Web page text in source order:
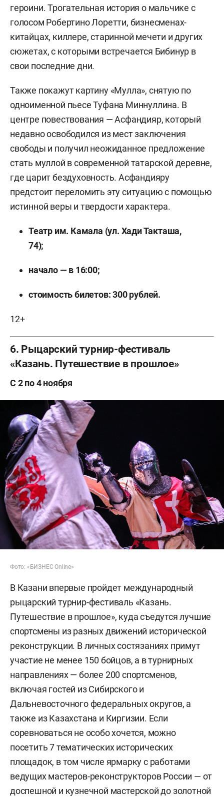
героини. Трогательная история о мальчике с
голосом Робертино Лоретти, бизнесменах-
китайцах, киллере, старинной мечети и других
сюжетах, с которыми встречается Бибинур в
свои последние дни.
Также покажут картину «Мулла», снятую по
одноименной пьесе Туфана Миннуллина. В
центре повествования — Асфандияр, который
недавно освободился из мест заключения
свободы и получил неожиданное предложение
стать муллой в современной татарской деревне,
где царит бездуховность. Асфандияру
предстоит переломить эту ситуацию с помощью
истинной веры и твердости характера.
Театр им. Камала (ул. Хади Такташа,
74);
начало — в 16:00;
стоимость билетов: 300рублей.
12+
6. Рыцарский турнир-фестиваль
«Казань. Путешествие в прошлое»
С 2 по 4 ноября
Фото: «БИЗНЕС Online»
В Казани впервые пройдет международный
рыцарский турнир-фестиваль «Казань.
Путешествие в прошлое», куда съедутся лучшие
спортсмены из разных движений исторической
реконструкции. В личных состязаниях примут
участие не менее 150 бойцов, а в турнирных
направлениях — более 200 спортсменов,
включая гостей из Сибирского и
Дальневосточного федеральных округов, а
также из Казахстана и Киргизии. Если
соревноваться не особо хочется, можно
посетить 7 тематических исторических
площадок, в том числе ярмарку с работами
ведущих мастеров-реконструкторов России — от
доспешной и кузнечной мастерской до золотной